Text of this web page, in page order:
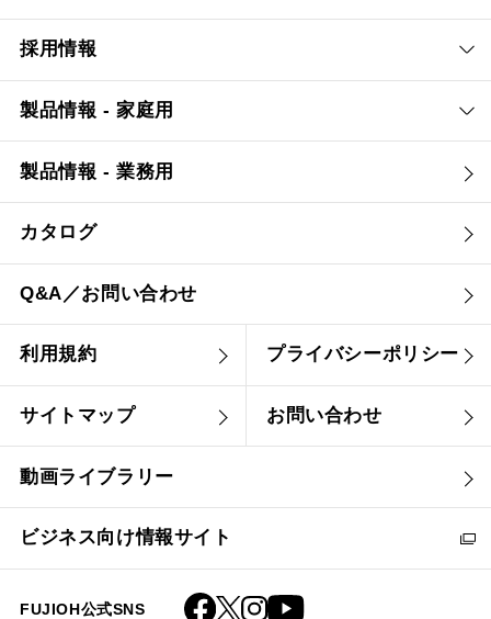
採用情報
製品情報 - 家庭用
製品情報 - 業務用
カタログ
Q&A／お問い合わせ
利用規約 プライバシーポリシー
サイトマップ お問い合わせ
動画ライブラリー
ビジネス向け情報サイト
FUJIOH公式SNS